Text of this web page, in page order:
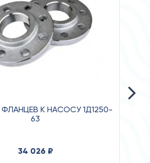
К НАСОСУ 1Д1250-
63
34 026 ₽